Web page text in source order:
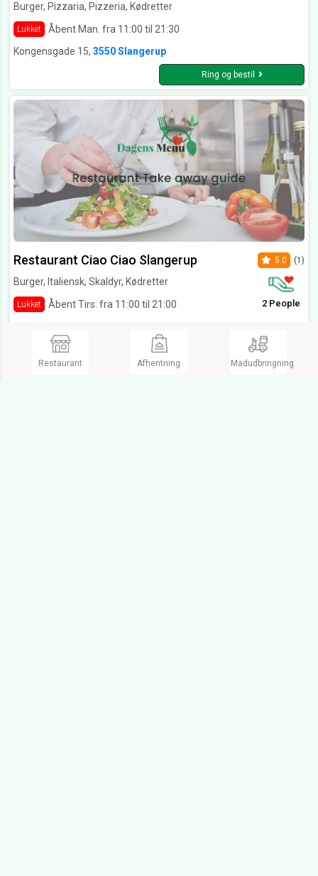
Burger, Pizzaria, Pizzeria, Kødretter
Lukket
Åbent Man. fra 11:00 til 21:30
Kongensgade 15, 3550 Slangerup
Ring og bestil
Restaurant Ciao Ciao Slangerup
Burger, Italiensk, Skaldyr, Kødretter
Lukket Åbent Tirs. fra 11:00 til 21:00
5.0 (1)
2 People
Har prøvet alle i nabo byer og området Det er dejligt at der endelig er et sted hvor det smager godt og man kan virkelig smage at der bliver brugt gode råvarer og super service jeg anbefaler det
Ring og bestil
Restaurant Afhentning Madudbringning